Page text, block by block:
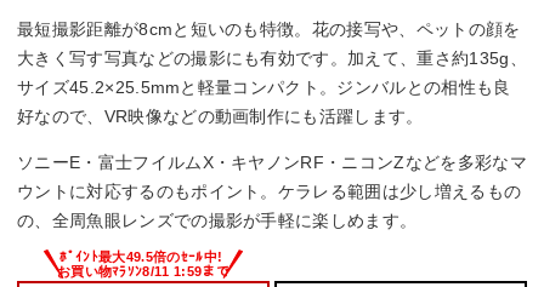
最短撮影距離が8cmと短いのも特徴。花の接写や、ペットの顔を
大きく写す写真などの撮影にも有効です。加えて、重さ約135g、
サイズ45.2×25.5mmと軽量コンパクト。ジンバルとの相性も良
好なので、VR映像などの動画制作にも活躍します。
ソニーE・富士フイルムX・キヤノンRF・ニコンZなどを多彩なマ
ウントに対応するのもポイント。ケラレる範囲は少し増えるもの
の、全周魚眼レンズでの撮影が手軽に楽しめます。